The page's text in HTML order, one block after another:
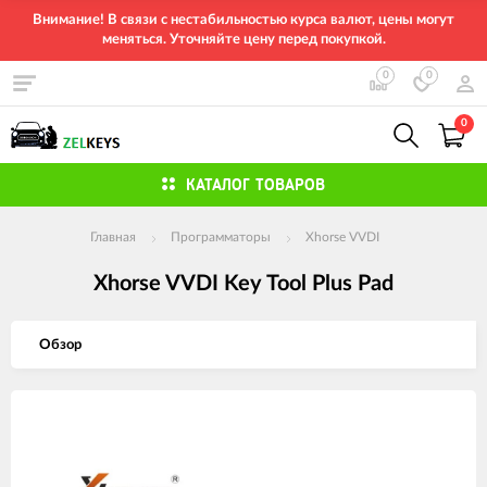
Внимание! В связи с нестабильностью курса валют, цены могут
меняться. Уточняйте цену перед покупкой.
0 0
0
КАТАЛОГ ТОВАРОВ
Главная Программаторы Xhorse VVDI
Xhorse VVDI Key Tool Plus Pad
Обзор